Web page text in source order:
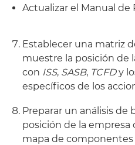
Actualizar el Manual de
Establecer una matriz
muestre la posición de
con ISS, SASB, TCFDy
específicos de los
Preparar un análisis de
posición de la empresa
mapa de componentes